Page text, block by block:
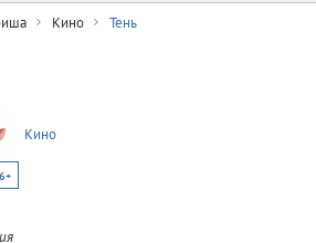
Кино Тень
6+
Кино